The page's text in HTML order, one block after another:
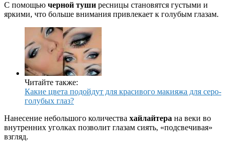
С помощью черной туши ресницы становятся густыми и
яркими, что больше внимания привлекает к голубым глазам.
Читайте также:
Какие цвета подойдут для красивого макияжа для серо-
голубых глаз?
Нанесение небольшого количества хайлайтера на веки во
внутренних уголках позволит глазам сиять, «подсвечивая»
взгляд.